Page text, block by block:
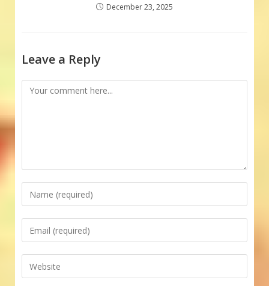
December 23, 2025
Leave a Reply
Comment
Enter
your
name
comment
Enter
your
email
address
Enter
your